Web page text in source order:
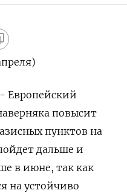
Европейский
повысит
пунктов на
дальше и
в июне, так как
на устойчиво